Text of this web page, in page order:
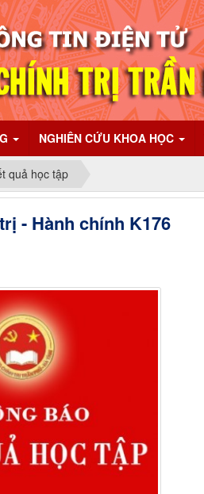
NGHIÊN CỨU KHOA HỌC
quả học tập
- Hành chính K176